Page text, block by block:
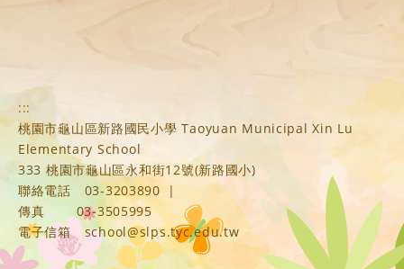
:::
桃園市龜山區新路國民小學 Taoyuan Municipal Xin Lu
Elementary School
333 桃園市龜山區永和街12號(新路國小)
聯絡電話
03-3203890
|
傳真
03-3505995
電子信箱
school@slps.tyc.edu.tw